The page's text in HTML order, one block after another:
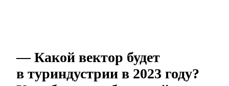
— Какой вектор будет
в туриндустрии в 2023 году?